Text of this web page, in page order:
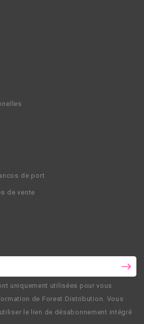
de port
de vente
uniquement utilisées pour vous
de Forest Distribution. Vous
le lien de désabonnement intégré